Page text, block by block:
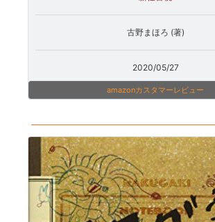
古野まほろ (著)
2020/05/27
amazonカスタマーレビュー